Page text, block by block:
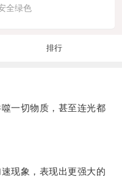
全绿色
排行
一切物质，甚至连光都
现象，表现出更强大的